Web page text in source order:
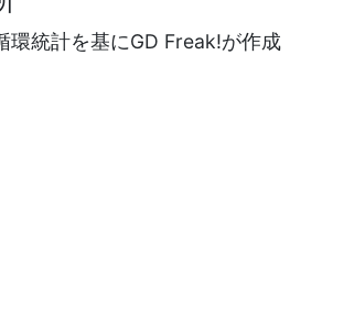
環統計を基にGD Freak!が作成